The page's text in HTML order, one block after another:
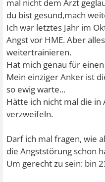
mal nicht dem Arzt
du bist gesund,mach
Ich war letztes Jahr im
Angst vor HME. Aber
weitertrainieren.
Hat mich genau für
Mein einziger Anker ist
so ewig warte...
Hätte ich nicht mal die in
verzweifeln.
Darf ich mal fragen, wie
die Angststörung schon
Um gerecht zu sein: bin